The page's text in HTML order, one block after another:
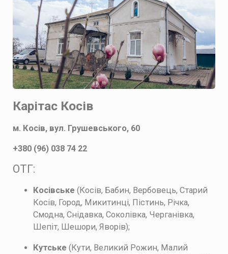
Карітас Косів
м. Косів, вул. Грушевського, 60
+380 (96) 038 74 22
ОТГ:
Косівське (Косів, Бабин, Вербовець, Старий
Косів, Город, Микитинці, Пістинь, Річка,
Смодна, Снідавка, Соколівка, Черганівка,
Шепіт, Шешори, Яворів);
Кутське (Кути, Великий Рожин, Малий